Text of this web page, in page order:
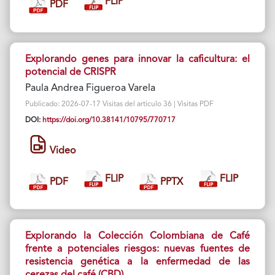
PDF FLIP
Explorando genes para innovar la caficultura: el
potencial de CRISPR
Paula Andrea Figueroa Varela
Publicado: 2026-07-17 Visitas del artículo 36 | Visitas PDF
DOI: https://doi.org/10.38141/10795/770717
Video
PDF FLIP PPTX FLIP
Explorando la Colección Colombiana de Café
frente a potenciales riesgos: nuevas fuentes de
resistencia genética a la enfermedad de las